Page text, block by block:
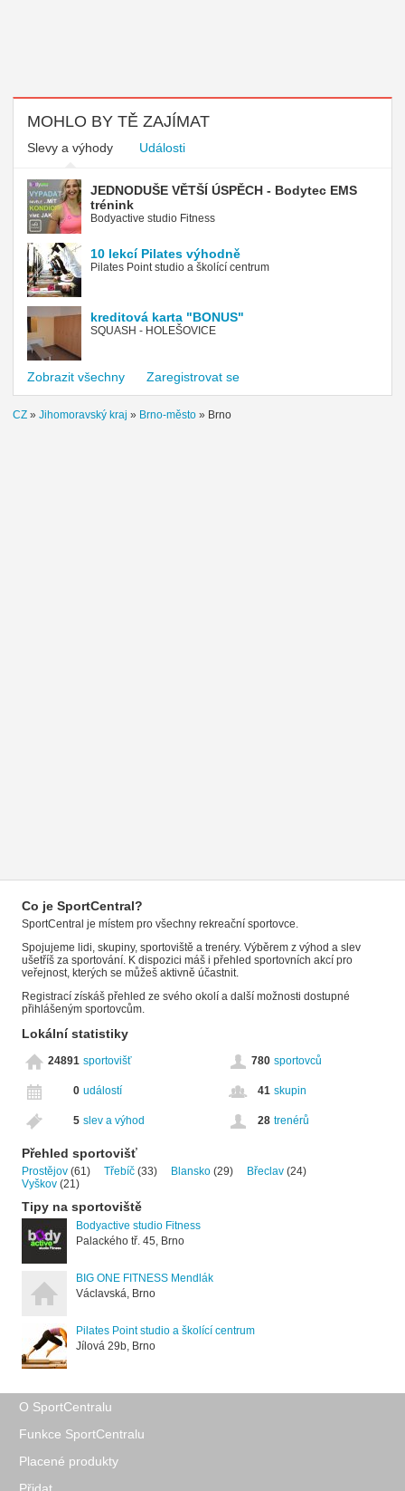
MOHLO BY TĚ ZAJÍMAT
Slevy a výhody Události
JEDNODUŠE VĚTŠÍ ÚSPĚCH - Bodytec EMS
trénink
Bodyactive studio Fitness
10 lekcí Pilates výhodně
Pilates Point studio a školící centrum
kreditová karta "BONUS"
SQUASH - HOLEŠOVICE
Zobrazit všechny Zaregistrovat se
CZ » Jihomoravský kraj » Brno-město » Brno
Co je SportCentral?
SportCentral je místem pro všechny rekreační sportovce.
Spojujeme lidi, skupiny, sportoviště a trenéry. Výběrem z výhod a slev
ušetříš za sportování. K dispozici máš i přehled sportovních akcí pro
veřejnost, kterých se můžeš aktivně účastnit.
Registrací získáš přehled ze svého okolí a další možnosti dostupné
přihlášeným sportovcům.
Lokální statistiky
24891 sportovišť 780 sportovců
0 událostí 41 skupin
5 slev a výhod 28 trenérů
Přehled sportovišť
Prostějov (61) Třebíč (33) Blansko (29) Břeclav (24)
Vyškov (21)
Tipy na sportoviště
Bodyactive studio Fitness
Palackého tř. 45, Brno
BIG ONE FITNESS Mendlák
Václavská, Brno
Pilates Point studio a školící centrum
Jílová 29b, Brno
O SportCentralu
Funkce SportCentralu
Placené produkty
Přidat